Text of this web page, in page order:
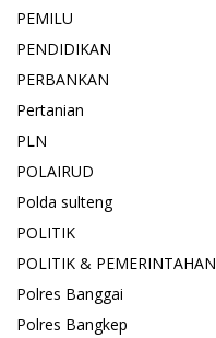
PEMILU
PENDIDIKAN
PERBANKAN
Pertanian
PLN
POLAIRUD
Polda sulteng
POLITIK
POLITIK & PEMERINTAHAN
Polres Banggai
Polres Bangkep